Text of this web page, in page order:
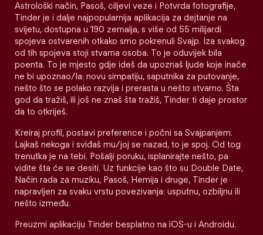
Astrološki način, Pasoš, ciljevi veze i Potvrda fotografije,
Tinder je i dalje najpopularnija aplikacija za dejtanje na
svijetu, dostupna u 190 zemalja, s više od 55 milijardi
spojeva ostvarenih otkako smo pokrenuli Svajp. Iza svakog
od tih spojeva stoji stvarna osoba. To je oduvijek bila
poenta. To je mjesto gdje ideš da upoznaš ljude koje inače
ne bi upoznao/la: novu simpatiju, saputnika za putovanje,
nešto što se polako razvija i prerasta u nešto stvarno. Šta
god da tražiš, ili još ne znaš šta tražiš, Tinder ti daje prostor
da to otkriješ.
Kreiraj profil, postavi preference i počni sa Svajpanjem.
Lajkaš nekoga i sviđaš mu/joj se nazad, to je spoj. Od tog
trenutka je na tebi. Pošalji poruku, isplanirajte nešto, pa
vidite šta će se desiti. Uz funkcije kao što su Double Date,
Način rada za muziku, Pasoš, Hemija i druge, Tinder je
napravljen za svaku vrstu povezivanja: usputnu, ozbiljnu ili
nešto između.
Preuzmi aplikaciju Tinder besplatno na iOS-u i Androidu.